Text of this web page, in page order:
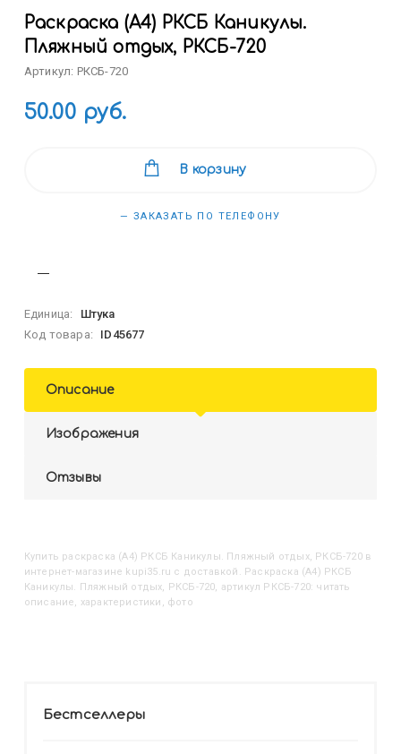
Раскраска (А4) РКСБ Каникулы.
Пляжный отдых, РКСБ-720
Артикул: РКСБ-720
50.00 руб.
В корзину
— ЗАКАЗАТЬ ПО ТЕЛЕФОНУ
Единица:
Штука
Код товара:
ID45677
Описание
Изображения
Отзывы
Купить Раскраска (А4) РКСБ Каникулы. Пляжный отдых, РКСБ-720в
интернет-магазине kupi35.ru с доставкой. Раскраска (А4) РКСБ
Каникулы. Пляжный отдых, РКСБ-720, артикул РКСБ-720: читать
описание, характеристики, фото
Бестселлеры